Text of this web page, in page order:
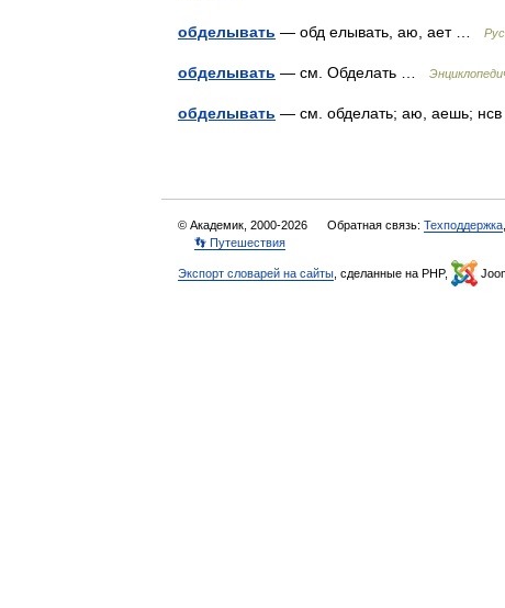
обделывать — обд елывать, аю, ает …
обделывать — см. Обделать …
обделывать — см. обделать; аю, аешь;
© Академик, 2000-2026 Обратная связь: Техподдержка
👣 Путешествия
Экспорт словарей на сайты , сделанные на PHP,